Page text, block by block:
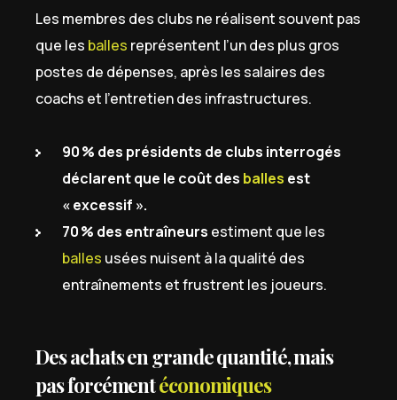
Les membres des clubs ne réalisent souvent pas
que les balles représentent l’un des plus gros
postes de dépenses, après les salaires des
coachs et l’entretien des infrastructures.
90 % des présidents de clubs interrogés
déclarent que le coût des balles est
« excessif ».
70 % des entraîneurs estiment que les
balles usées nuisent à la qualité des
entraînements et frustrent les joueurs.
Des achats en grande quantité, mais
pas forcémentéconomiques